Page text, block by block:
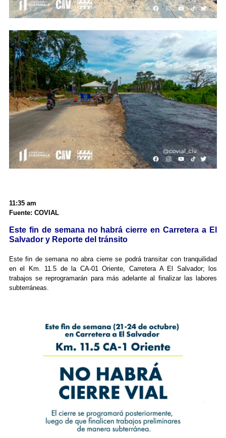
11:35 am
Fuente: COVIAL
Este fin de semana no habrá cierre en Carretera a El
Salvador y Reporte del tránsito
Este fin de semana no abra cierre se podrá transitar con tranquilidad
en el Km. 11.5 de la CA-01 Oriente, Carretera A El Salvador; los
trabajos se reprogramarán para más adelante al finalizar las labores
subterráneas.